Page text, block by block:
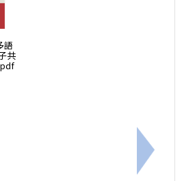
南生活美學館「狀聲詞的家屋」參與
語
共
下一筆：